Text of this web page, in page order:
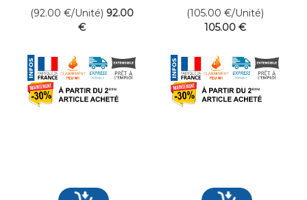
(92.00 €/Unité) 92.00
€
(105.00 €/Unité)
105.00 €